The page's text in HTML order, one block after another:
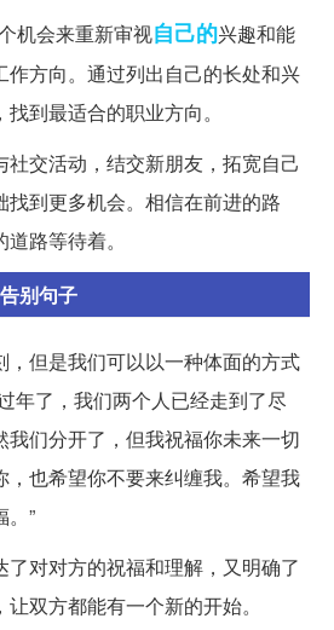
机会来重新审视自己的兴趣和能
作方向。通过列出自己的长处和兴
到最适合的职业方向。
社交活动，结交新朋友，拓宽自己
找到更多机会。相信在前进的路
路等待着。
别句子
，但是我们可以以一种体面的方式
年了，我们两个人已经走到了尽
我们分开了，但我祝福你未来一切
，也希望你不要来纠缠我。希望我
。”
对对方的祝福和理解，又明确了
双方都能有一个新的开始。